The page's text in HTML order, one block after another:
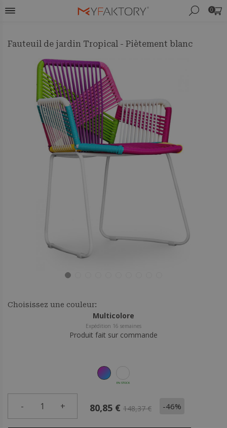
0
Fauteuil de jardin Tropical - Piètement blanc
Choisissez une couleur:
Multicolore
Expédition 16 semaines
Produit fait sur commande
EN STOCK
- 1 + 80,85 € 148,37 € -46%